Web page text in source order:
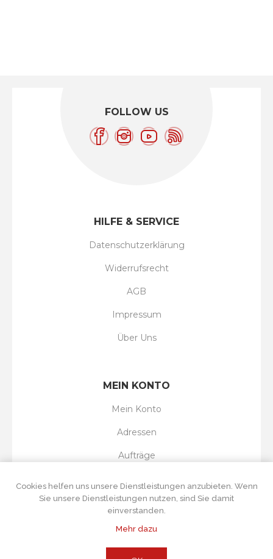
FOLLOW US
HILFE & SERVICE
Datenschutzerklärung
Widerrufsrecht
AGB
Impressum
Über Uns
MEIN KONTO
Mein Konto
Adressen
Aufträge
Alle Preise wurden inklusive Steuer angegeben. Exklusive
Cookies helfen uns unsere Dienstleistungen anzubieten. Wenn
Sie unsere Dienstleistungen nutzen, sind Sie damit
einverstanden.
Mehr dazu